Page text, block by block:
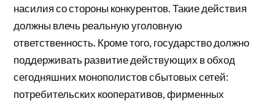
насилия со стороны конкурентов. Такие действия
должны влечь реальную уголовную
ответственность. Кроме того, государство должно
поддерживать развитие действующих в обход
сегодняшних монополистов сбытовых сетей:
потребительских кооперативов, фирменных